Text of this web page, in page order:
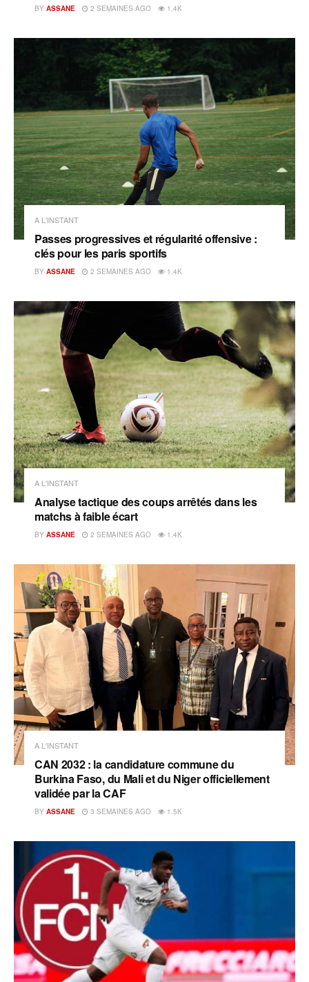
BY ASSANE 2 SEMAINES AGO 1.4K
A L'INSTANT
Passes progressives et régularité offensive :
clés pour les paris sportifs
BY ASSANE 2 SEMAINES AGO 1.4K
A L'INSTANT
Analyse tactique des coups arrêtés dans les
matchs à faible écart
BY ASSANE 2 SEMAINES AGO 1.4K
A L'INSTANT
CAN 2032 : la candidature commune du
Burkina Faso, du Mali et du Niger officiellement
validée par la CAF
BY ASSANE 3 SEMAINES AGO 1.5K